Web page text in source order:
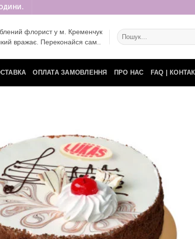
флорист у м. Кременчук
вражає. Переконайся сам..
Шукати:
ОПЛАТА ЗАМОВЛЕННЯ ПРО НАС FAQ |